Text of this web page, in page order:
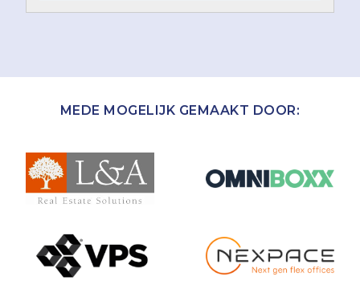
MEDE MOGELIJK GEMAAKT DOOR: